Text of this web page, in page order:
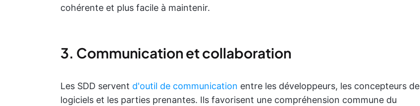
cohérente et plus facile à maintenir.
3. Communication et collaboration
Les SDD servent d'outil de communication entre les développeurs, les concepteurs de
logiciels et les parties prenantes. Ils favorisent une compréhension commune du